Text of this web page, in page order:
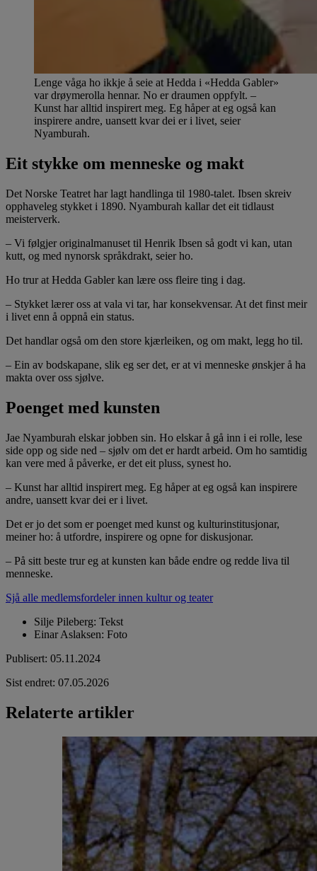
Lenge våga ho ikkje å seie at Hedda i «Hedda Gabler»
var drøymerolla hennar. No er draumen oppfylt. –
Kunst har alltid inspirert meg. Eg håper at eg også kan
inspirere andre, uansett kvar dei er i livet, seier
Nyamburah.
Eit stykke om menneske og makt
Det Norske Teatret har lagt handlinga til 1980-talet. Ibsen skreiv
opphaveleg stykket i 1890. Nyamburah kallar det eit tidlaust
meisterverk.
– Vi følgjer originalmanuset til Henrik Ibsen så godt vi kan, utan
kutt, og med nynorsk språkdrakt, seier ho.
Ho trur at Hedda Gabler kan lære oss fleire ting i dag.
– Stykket lærer oss at vala vi tar, har konsekvensar. At det finst meir
i livet enn å oppnå ein status.
Det handlar også om den store kjærleiken, og om makt, legg ho til.
– Ein av bodskapane, slik eg ser det, er at vi menneske ønskjer å ha
makta over oss sjølve.
Poenget med kunsten
Jae Nyamburah elskar jobben sin. Ho elskar å gå inn i ei rolle, lese
side opp og side ned – sjølv om det er hardt arbeid. Om ho samtidig
kan vere med å påverke, er det eit pluss, synest ho.
– Kunst har alltid inspirert meg. Eg håper at eg også kan inspirere
andre, uansett kvar dei er i livet.
Det er jo det som er poenget med kunst og kulturinstitusjonar,
meiner ho: å utfordre, inspirere og opne for diskusjonar.
– På sitt beste trur eg at kunsten kan både endre og redde liva til
menneske.
Sjå alle medlemsfordeler innen kultur og teater
Silje Pileberg: Tekst
Einar Aslaksen: Foto
Publisert: 05.11.2024
Sist endret: 07.05.2026
Relaterte artikler